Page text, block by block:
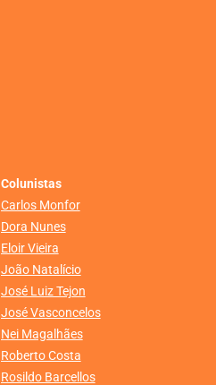
Colunistas
Carlos Monfor
Dora Nunes
Eloir Vieira
João Natalício
José Luiz Tejon
José Vasconcelos
Nei Magalhães
Roberto Costa
Rosildo Barcellos